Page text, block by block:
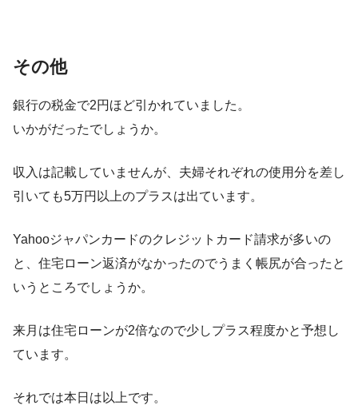
その他
銀行の税金で2円ほど引かれていました。
いかがだったでしょうか。
収入は記載していませんが、夫婦それぞれの使用分を差し
引いても5万円以上のプラスは出ています。
Yahooジャパンカードのクレジットカード請求が多いの
と、住宅ローン返済がなかったのでうまく帳尻が合ったと
いうところでしょうか。
来月は住宅ローンが2倍なので少しプラス程度かと予想し
ています。
それでは本日は以上です。